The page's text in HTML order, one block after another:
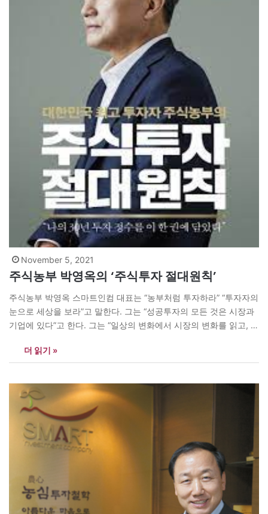
November 5, 2021
주식농부 박영옥의 ‘주식투자 절대원칙’
주식농부 박영옥 스마트인컴 대표는 “농부처럼 투자하라” “투자자의
눈으로 세상을 보라”고 말한다. 그는 “성공투자의 모든 것은 시장과
기업에 있다”고 한다. 그는 “일상의 변화에서 시장의 변화를 읽고, 기
고한다. 그가 최근 주식투자 관련 서적을 다시 냈다. <주식투자 절대
원칙>(센시오, 2021년 11월1일 초판)이다. 박영옥은 ‘비장하지만’이
더 읽기 »